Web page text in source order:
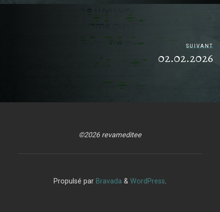
SUIVANT
02.02.2026
©2026 revameditee
Propulsé par Bravada & WordPress.